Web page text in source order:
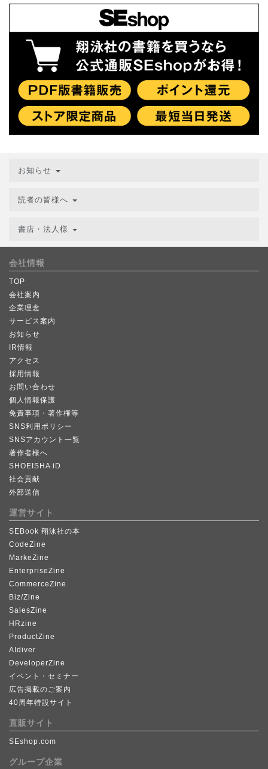
お知らせ
読者の皆様へ
書店・法人様
会社情報
TOP
会社案内
企業理念
サービス案内
お知らせ
IR情報
アクセス
採用情報
お問い合わせ
個人情報保護
免責事項・著作権等
SNS利用ポリシー
SNSアカウント一覧
著作者様へ
SHOEISHA iD
社会貢献
外部送信
運営サイト
SEBook 翔泳社の本
CodeZine
MarkeZine
EnterpriseZine
CommerceZine
Biz/Zine
SalesZine
HRzine
ProductZine
AIdiver
DeveloperZine
イベント・セミナー
広告掲載のご案内
40周年特設サイト
直販サイト
SEshop.com
グループ企業